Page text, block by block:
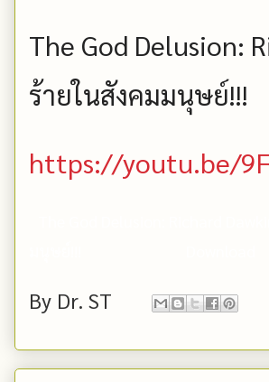
The God Delusion:
ร้ายในสังคมมนุษย์!!!
https://youtu.be/
By Dr. ST